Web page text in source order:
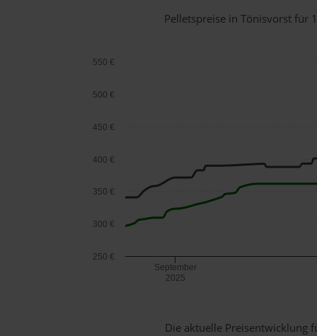
Pelletspreise in Tönisvorst für
September
2025
250 €
300 €
350 €
400 €
450 €
500 €
550 €
Die aktuelle Preisentwicklung